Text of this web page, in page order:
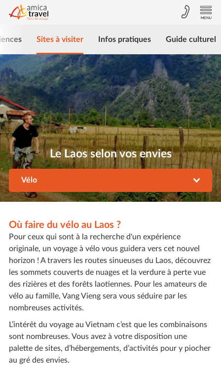
Sites à visiter Infos pratiques Guide culturel
Le Laos selon vos envies
Vélo
Où faire du vélo au Laos ?
Pour ceux qui sont à la recherche d'un expérience
originale, un voyage à vélo vous guidera vers cet nouvel
horizon ! A travers les routes sinueuses du Laos, découvrez
les sommets couverts de nuages et la verdure à perte vue
des rizières et des forêts laotiennes. Pour les amateurs de
vélo au famille, Vang Vieng sera vous séduire par les
nombreuses activités.
L’intérêt du voyage au Vietnam c’est que les combinaisons
sont nombreuses. Vous avez à votre disposition une
palette de sites, d’hébergements, d’activités pour y piocher
au gré des envies.